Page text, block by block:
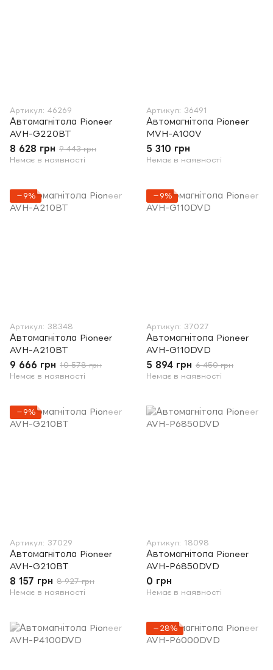
Артикул: 46269
Автомагнітола Pioneer
AVH-G220BT
8 628 грн 9 443 грн
Немає в наявності
Артикул: 36491
Автомагнітола Pioneer
MVH-A100V
5 310 грн
Немає в наявності
−9%
Артикул: 38348
Автомагнітола Pioneer
AVH-A210BT
9 666 грн 10 578 грн
Немає в наявності
−9%
Артикул: 37027
Автомагнітола Pioneer
AVH-G110DVD
5 894 грн 6 450 грн
Немає в наявності
−9%
Артикул: 37029
Автомагнітола Pioneer
AVH-G210BT
8 157 грн 8 927 грн
Немає в наявності
Артикул: 18098
Автомагнітола Pioneer
AVH-P6850DVD
0 грн
Немає в наявності
−28%